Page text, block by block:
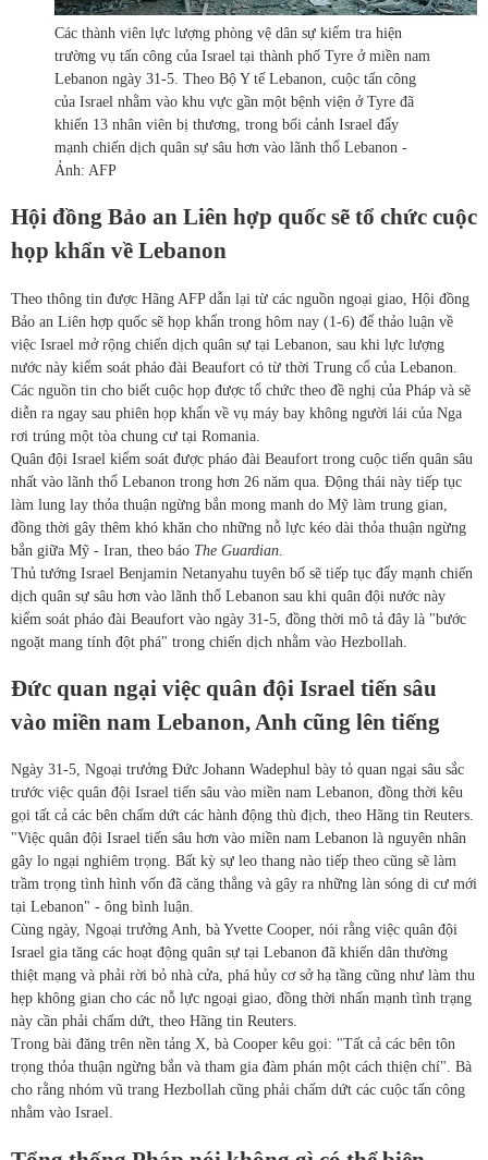
Các thành viên lực lượng phòng vệ dân sự kiểm tra hiện
trường vụ tấn công của Israel tại thành phố Tyre ở miền nam
Lebanon ngày 31-5. Theo Bộ Y tế Lebanon, cuộc tấn công
của Israel nhằm vào khu vực gần một bệnh viện ở Tyre đã
khiến 13 nhân viên bị thương, trong bối cảnh Israel đẩy
mạnh chiến dịch quân sự sâu hơn vào lãnh thổ Lebanon -
Ảnh: AFP
Hội đồng Bảo an Liên hợp quốc sẽ tổ chức cuộc
họp khẩn về Lebanon
Theo thông tin được Hãng AFP dẫn lại từ các nguồn ngoại giao, Hội đồng
Bảo an Liên hợp quốc sẽ họp khẩn trong hôm nay (1-6) để thảo luận về
việc Israel mở rộng chiến dịch quân sự tại Lebanon, sau khi lực lượng
nước này kiểm soát pháo đài Beaufort có từ thời Trung cổ của Lebanon.
Các nguồn tin cho biết cuộc họp được tổ chức theo đề nghị của Pháp và sẽ
diễn ra ngay sau phiên họp khẩn về vụ máy bay không người lái của Nga
rơi trúng một tòa chung cư tại Romania.
Quân đội Israel kiểm soát được pháo đài Beaufort trong cuộc tiến quân sâu
nhất vào lãnh thổ Lebanon trong hơn 26 năm qua. Động thái này tiếp tục
làm lung lay thỏa thuận ngừng bắn mong manh do Mỹ làm trung gian,
đồng thời gây thêm khó khăn cho những nỗ lực kéo dài thỏa thuận ngừng
bắn giữa Mỹ - Iran, theo báo The Guardian
Thủ tướng Israel Benjamin Netanyahu tuyên bố sẽ tiếp tục đẩy mạnh chiến
dịch quân sự sâu hơn vào lãnh thổ Lebanon sau khi quân đội nước này
kiểm soát pháo đài Beaufort vào ngày 31-5, đồng thời mô tả đây là "bước
ngoặt mang tính đột phá" trong chiến dịch nhằm vào Hezbollah.
Đức quan ngại việc quân đội Israel tiến sâu
vào miền nam Lebanon, Anh cũng lên tiếng
Ngày 31-5, Ngoại trưởng Đức Johann Wadephul bày tỏ quan ngại sâu sắc
trước việc quân đội Israel tiến sâu vào miền nam Lebanon, đồng thời kêu
gọi tất cả các bên chấm dứt các hành động thù địch, theo Hãng tin Reuters.
"Việc quân đội Israel tiến sâu hơn vào miền nam Lebanon là nguyên nhân
gây lo ngại nghiêm trọng. Bất kỳ sự leo thang nào tiếp theo cũng sẽ làm
trầm trọng tình hình vốn đã căng thẳng và gây ra những làn sóng di cư mới
tại Lebanon" - ông bình luận.
Cùng ngày, Ngoại trưởng Anh, bà Yvette Cooper, nói rằng việc quân đội
Israel gia tăng các hoạt động quân sự tại Lebanon đã khiến dân thường
thiệt mạng và phải rời bỏ nhà cửa, phá hủy cơ sở hạ tầng cũng như làm thu
hẹp không gian cho các nỗ lực ngoại giao, đồng thời nhấn mạnh tình trạng
này cần phải chấm dứt, theo Hãng tin Reuters.
Trong bài đăng trên nền tảng X, bà Cooper kêu gọi: "Tất cả các bên tôn
trọng thỏa thuận ngừng bắn và tham gia đàm phán một cách thiện chí". Bà
cho rằng nhóm vũ trang Hezbollah cũng phải chấm dứt các cuộc tấn công
nhằm vào Israel.